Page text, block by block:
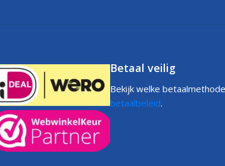
Betaal veilig
Bekijk welke
betaalbeleid.